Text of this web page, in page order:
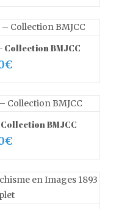
Collection BMJCC
€
BMJCC
€